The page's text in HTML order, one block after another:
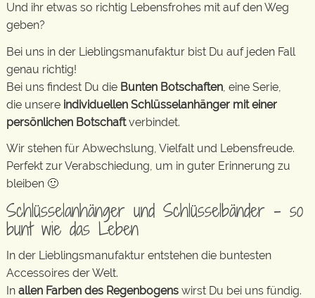
Und ihr etwas so richtig Lebensfrohes mit auf den Weg
geben?
Bei uns in der Lieblingsmanufaktur bist Du auf jeden Fall
genau richtig!
Bei uns findest Du die Bunten Botschaften , eine Serie,
die unsere individuellen Schlüsselanhänger mit einer
persönlichen Botschaftverbindet.
Wir stehen für Abwechslung, Vielfalt und Lebensfreude.
Perfekt zur Verabschiedung, um in guter Erinnerung zu
bleiben 🙂
Schlüsselanhänger und Schlüsselbänder – so
bunt wie das Leben
In der Lieblingsmanufaktur entstehen die buntesten
Accessoires der Welt.
In allen Farben des Regenbogens wirst Du bei uns fündig.